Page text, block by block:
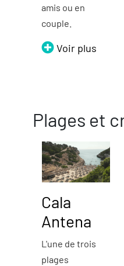
amis ou en
couple.
Voir plus
Plages et
Cala
Antena
L'une de trois
plages